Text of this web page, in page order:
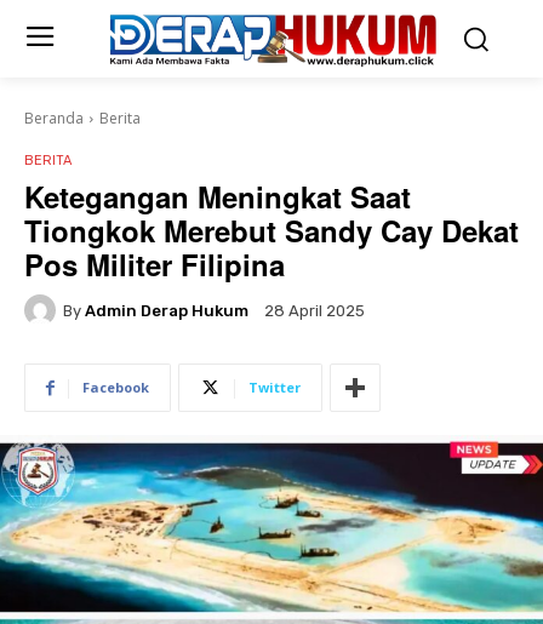
Beranda Berita
BERITA
Ketegangan Meningkat Saat
Tiongkok Merebut Sandy Cay Dekat
Pos Militer Filipina
By Admin Derap Hukum 28 April 2025
Facebook Twitter